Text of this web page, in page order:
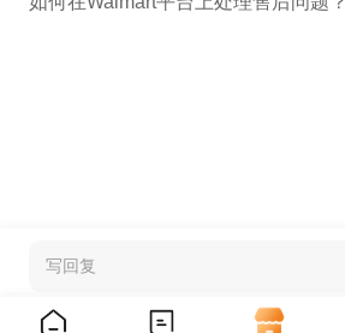
写回复